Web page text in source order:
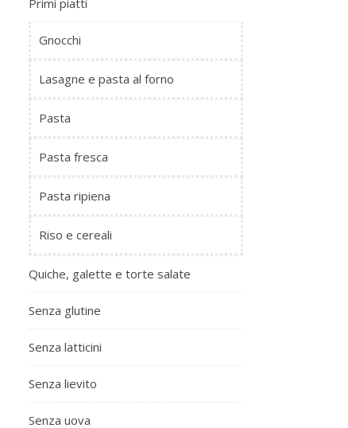
Primi piatti
Gnocchi
Lasagne e pasta al forno
Pasta
Pasta fresca
Pasta ripiena
Riso e cereali
Quiche, galette e torte salate
Senza glutine
Senza latticini
Senza lievito
Senza uova